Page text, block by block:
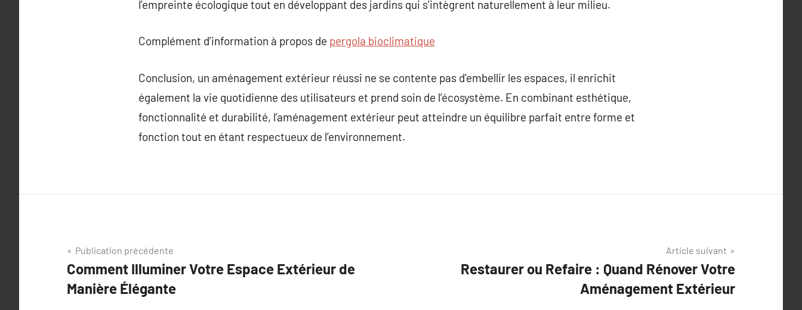
l’empreinte écologique tout en développant des jardins qui s’intègrent naturellement à leur milieu.
Complément d’information à propos de pergola bioclimatique
Conclusion, un aménagement extérieur réussi ne se contente pas d’embellir les espaces, il enrichit
également la vie quotidienne des utilisateurs et prend soin de l’écosystème. En combinant esthétique,
fonctionnalité et durabilité, l’aménagement extérieur peut atteindre un équilibre parfait entre forme et
fonction tout en étant respectueux de l’environnement.
Navigation
de
l’article
Publication précédente
Comment Illuminer Votre Espace Extérieur de
Manière Élégante
Article suivant
Restaurer ou Refaire : Quand Rénover Votre
Aménagement Extérieur